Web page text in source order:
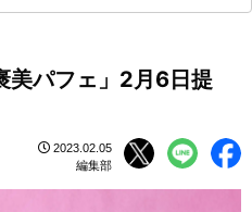
美パフェ」2月6日提
2023.02.05
編集部